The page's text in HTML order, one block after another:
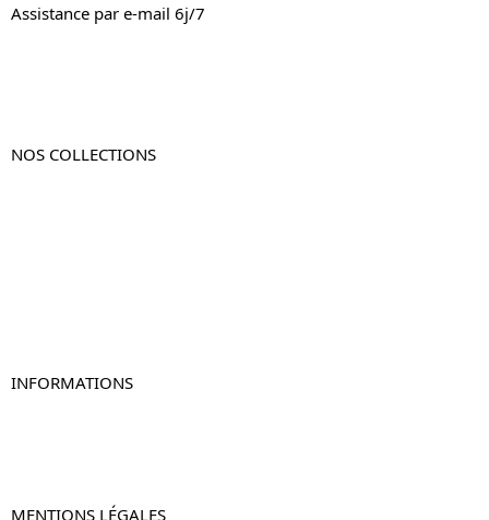
Assistance par e-mail 6j/7
NOS COLLECTIONS
INFORMATIONS
MENTIONS LÉGALES